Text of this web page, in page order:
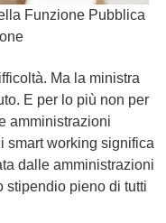
Funzione Pubblica
Ma la ministra
E per lo più non per
amministrazioni
smart working significa
dalle amministrazioni
stipendio pieno di tutti